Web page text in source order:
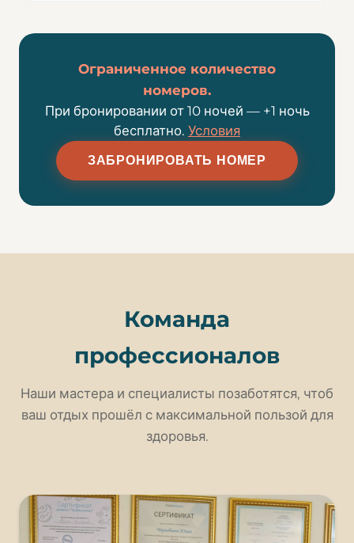
Ограниченное количество
номеров.
При бронировании от 10 ночей — +1 ночь
бесплатно. Условия
ЗАБРОНИРОВАТЬ НОМЕР
Команда
профессионалов
Наши мастера и специалисты позаботятся, чтоб
ваш отдых прошёл с максимальной пользой для
здоровья.